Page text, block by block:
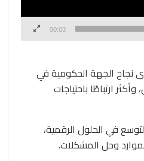
00:03
نجاح الجهة الحكومية في
ارتباطًا باحتياجات
في الحلول الرقمية،
وحل المشكلات.